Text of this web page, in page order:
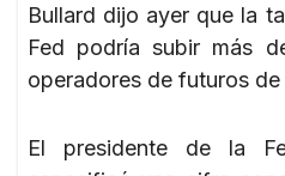
Bullard dijo ayer que la
Fed podría subir más
operadores de futuros de
El presidente de la